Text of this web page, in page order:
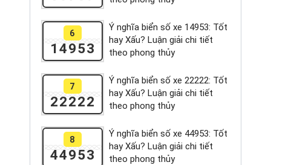
6
14953
Ý nghĩa biển số xe 14953: Tốt
hay Xấu? Luận giải chi tiết
theo phong thủy
7
22222
Ý nghĩa biển số xe 22222: Tốt
hay Xấu? Luận giải chi tiết
theo phong thủy
8
44953
Ý nghĩa biển số xe 44953: Tốt
hay Xấu? Luận giải chi tiết
theo phong thủy